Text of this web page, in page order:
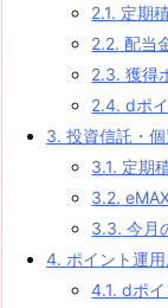
2.1. 定期
2.2. 配当
2.3. 獲得
2.4. dポ
3. 投資信託・
3.1. 定期
3.2.
3.3. 今月
4. ポイント運
4.1. dポ